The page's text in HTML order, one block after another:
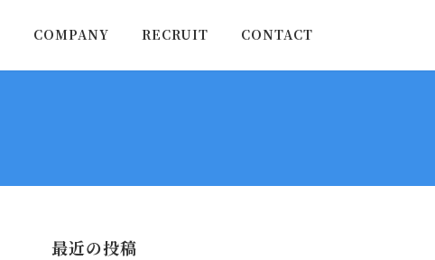
COMPANY RECRUIT CONTACT
最近の投稿